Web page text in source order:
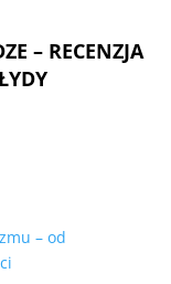
– RECENZJA